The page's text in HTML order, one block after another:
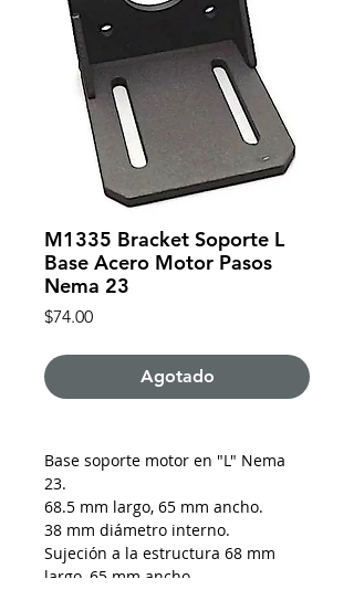
M1335 Bracket Soporte L
Base Acero Motor Pasos
Nema 23
$74.00Precio
Agotado
Base soporte motor en "L" Nema
23.
68.5 mm largo, 65 mm ancho.
38 mm diámetro interno.
Sujeción a la estructura 68 mm
largo, 65 mm ancho.